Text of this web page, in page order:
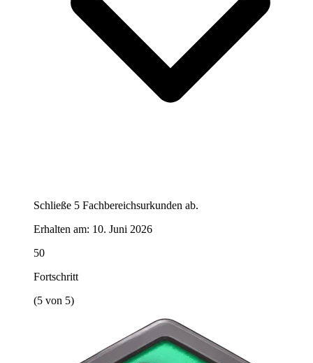
Schließe 5 Fachbereichsurkunden ab.
Erhalten am: 10. Juni 2026
50
Fortschritt
(5 von 5)